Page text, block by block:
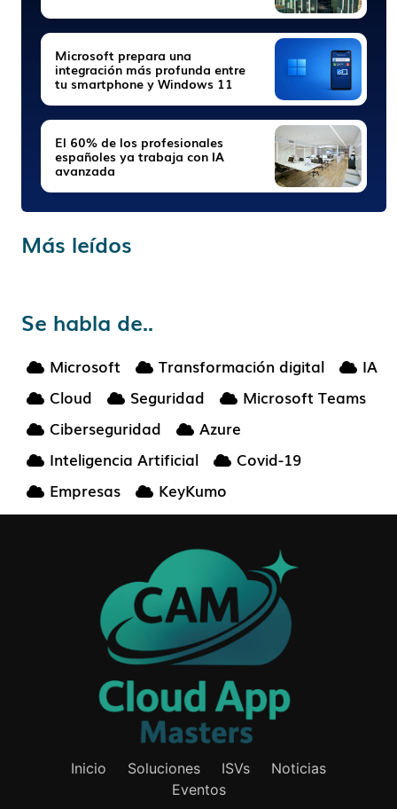
Microsoft prepara una
integración más profunda entre
tu smartphone y Windows 11
El 60% de los profesionales
españoles ya trabaja con IA
avanzada
Más leídos
Se habla de..
Microsoft Transformación digital
IA
Cloud
Seguridad
Microsoft Teams
Ciberseguridad
Azure
Inteligencia Artificial
Covid-19
Empresas
KeyKumo
Inicio Soluciones ISVs
Noticias
Eventos